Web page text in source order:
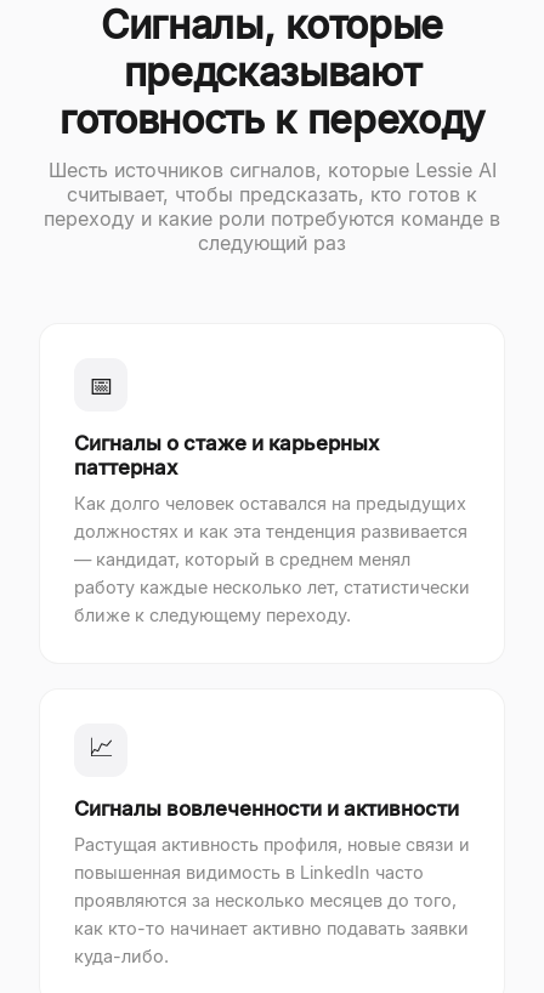
Сигналы, которые
предсказывают
готовность к переходу
Шесть источников сигналов, которые Lessie AI
считывает, чтобы предсказать, кто готов к
переходу и какие роли потребуются команде в
следующий раз
📅
Сигналы о стаже и карьерных
паттернах
Как долго человек оставался на предыдущих
должностях и как эта тенденция развивается
— кандидат, который в среднем менял
работу каждые несколько лет, статистически
ближе к следующему переходу.
📈
Сигналы вовлеченности и активности
Растущая активность профиля, новые связи и
повышенная видимость в LinkedIn часто
проявляются за несколько месяцев до того,
как кто-то начинает активно подавать заявки
куда-либо.